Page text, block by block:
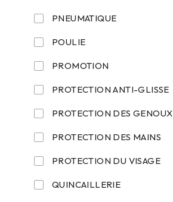
PNEUMATIQUE
POULIE
PROMOTION
PROTECTION ANTI-GLISSE
PROTECTION DES GENOUX
PROTECTION DES MAINS
PROTECTION DU VISAGE
QUINCAILLERIE